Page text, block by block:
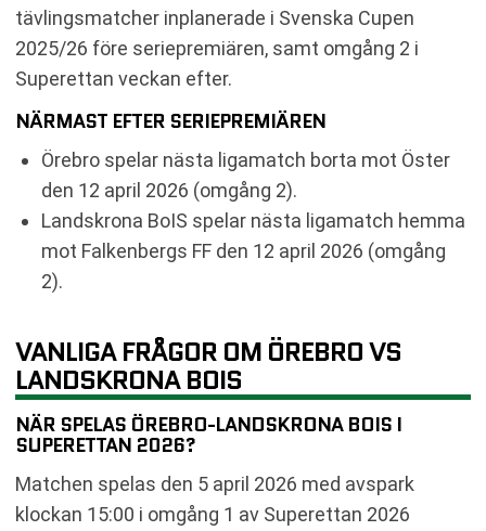
tävlingsmatcher inplanerade i Svenska Cupen
2025/26 före seriepremiären, samt omgång 2 i
Superettan veckan efter.
NÄRMAST EFTER SERIEPREMIÄREN
Örebro spelar nästa ligamatch borta mot Öster
den 12 april 2026 (omgång 2).
Landskrona BoIS spelar nästa ligamatch hemma
mot Falkenbergs FF den 12 april 2026 (omgång
2).
VANLIGA FRÅGOR OM ÖREBRO VS
LANDSKRONA BOIS
NÄR SPELAS ÖREBRO-LANDSKRONA BOIS I
SUPERETTAN 2026?
Matchen spelas den 5 april 2026 med avspark
klockan 15:00 i omgång 1 av Superettan 2026